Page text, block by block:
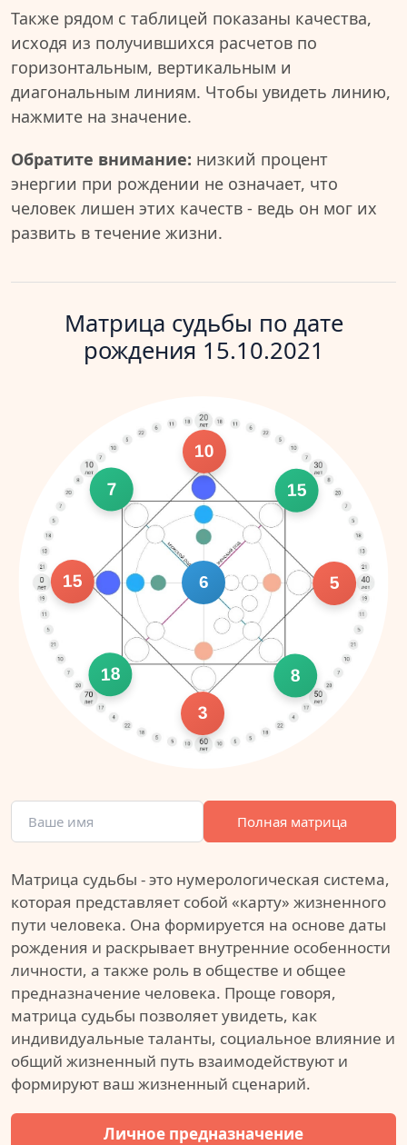
Также рядом с таблицей показаны качества,
исходя из получившихся расчетов по
горизонтальным, вертикальным и
диагональным линиям. Чтобы увидеть линию,
нажмите на значение.
Обратите внимание: низкий процент
энергии при рождении не означает, что
человек лишен этих качеств - ведь он мог их
развить в течение жизни.
Матрица судьбы по дате
рождения 15.10.2021
15
10
5
3
7 15
8
18
6
Полная матрица
Матрица судьбы - это нумерологическая система,
которая представляет собой «карту» жизненного
пути человека. Она формируется на основе даты
рождения и раскрывает внутренние особенности
личности, а также роль в обществе и общее
предназначение человека. Проще говоря,
матрица судьбы позволяет увидеть, как
индивидуальные таланты, социальное влияние и
общий жизненный путь взаимодействуют и
формируют ваш жизненный сценарий.
Личное предназначение